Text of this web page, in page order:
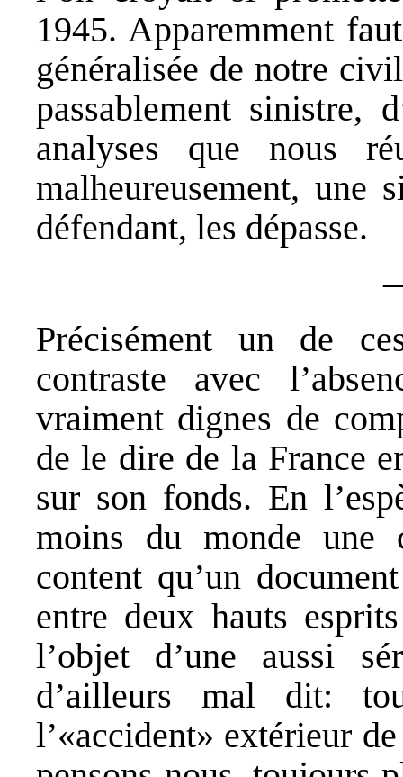
1945. Apparemment
généralisée de notre
passablement sinistre,
analyses que nous
malheureusement, une
défendant, les dépasse.
Précisément un de
contraste avec
vraiment dignes de
de le dire de la France
sur son fonds. En
moins du monde une
content qu’un
entre deux hauts
l’objet d’une aussi
d’ailleurs mal dit:
l’«accident» extérieur